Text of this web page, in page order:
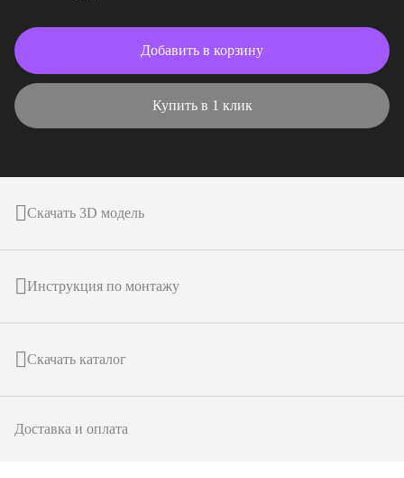
Добавить в корзину
Купить в 1 клик
Скачать 3D модель
Инструкция по монтажу
Скачать каталог
Доставка и оплата